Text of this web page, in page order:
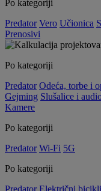
Po kategoriji
Predator Vero Učionica
Prenosivi
Po kategoriji
Predator Odeća, torbe i
Gejming Slušalice i
Kamere
Po kategoriji
Predator Wi-Fi 5G
Po kategoriji
Predator Električni bicikli